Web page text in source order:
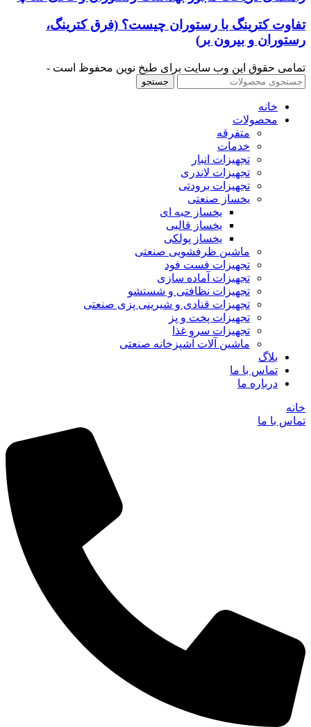
تفاوت کترینگ با رستوران چیست؟ (فرق کترینگ،
رستوران و بیرون بر)
تمامی حقوق این وب سایت برای طبخ نوین محفوظ است -
جستجو
خانه
محصولات
متفرقه
خدمات
تجهیزات انبار
تجهیزات لاندری
تجهیزات برودتی
یخساز صنعتی
یخساز حبه ای
یخساز قالبی
یخساز پولکی
ماشین ظرفشویی صنعتی
تجهیزات فست فود
تجهیزات آماده سازی
تجهیزات نظافتی و شستشو
تجهیزات قنادی و شیرینی پزی صنعتی
تجهیزات پخت و پز
تجهیزات سرو غذا
ماشین آلات آشپزخانه صنعتی
بلاگ
تماس با ما
درباره ما
خانه
تماس با ما